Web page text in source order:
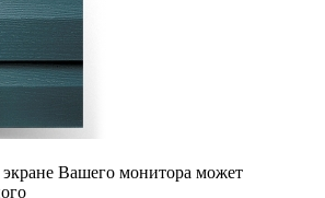
Вашего монитора может